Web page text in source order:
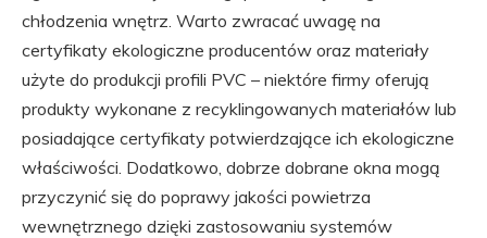
chłodzenia wnętrz. Warto zwracać uwagę na
certyfikaty ekologiczne producentów oraz materiały
użyte do produkcji profili PVC – niektóre firmy oferują
produkty wykonane z recyklingowanych materiałów lub
posiadające certyfikaty potwierdzające ich ekologiczne
właściwości. Dodatkowo, dobrze dobrane okna mogą
przyczynić się do poprawy jakości powietrza
wewnętrznego dzięki zastosowaniu systemów